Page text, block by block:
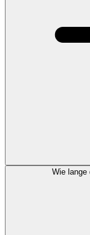
Wie lange